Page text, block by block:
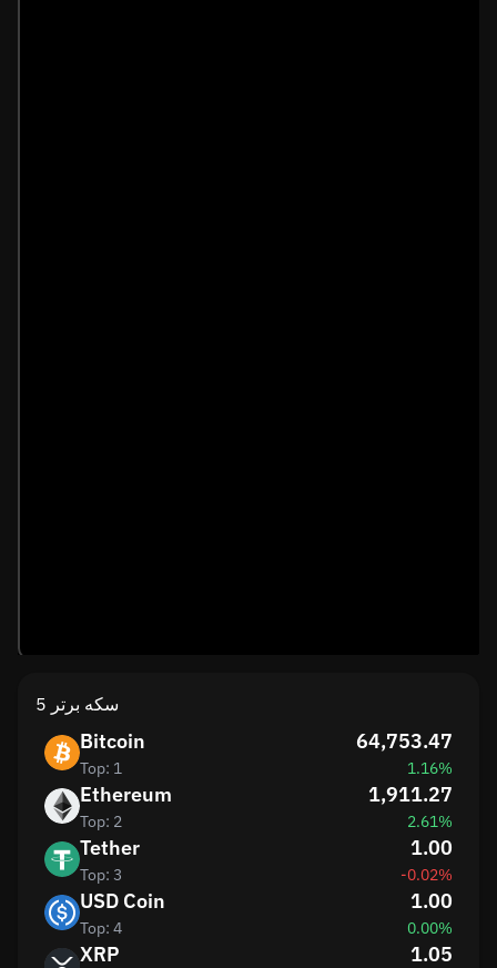
5 سکه برتر
Bitcoin
Top: 1
64,753.47
1.16%
Ethereum
Top: 2
1,911.27
2.61%
Tether
Top: 3
1.00
-0.02%
USD Coin
Top: 4
1.00
0.00%
XRP 1.05